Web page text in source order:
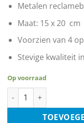
Metalen
Maat: 15 x 20 cm
Voorzien van 4
Stevige kwaliteit
Op voorraad
Historic US Route 66